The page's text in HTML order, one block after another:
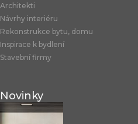
Architekti
Návrhy interiéru
Rekonstrukce bytu, domu
Inspirace k bydlení
Stavební firmy
Novinky